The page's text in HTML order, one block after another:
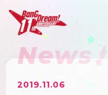
Home
Live•Event
News
2019.11.06